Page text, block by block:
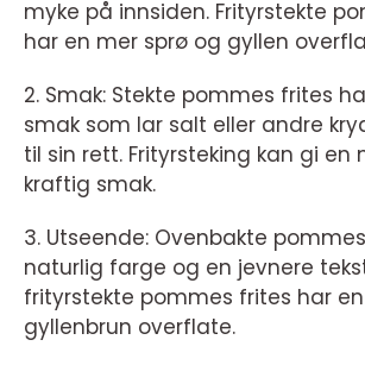
myke på innsiden. Frityrstekte
har en mer sprø og gyllen
2. Smak: Stekte pommes frites
smak som lar salt eller andre
til sin rett. Frityrsteking kan gi en
kraftig smak.
3. Utseende: Ovenbakte
naturlig farge og en jevnere
frityrstekte pommes frites har
gyllenbrun overflate.